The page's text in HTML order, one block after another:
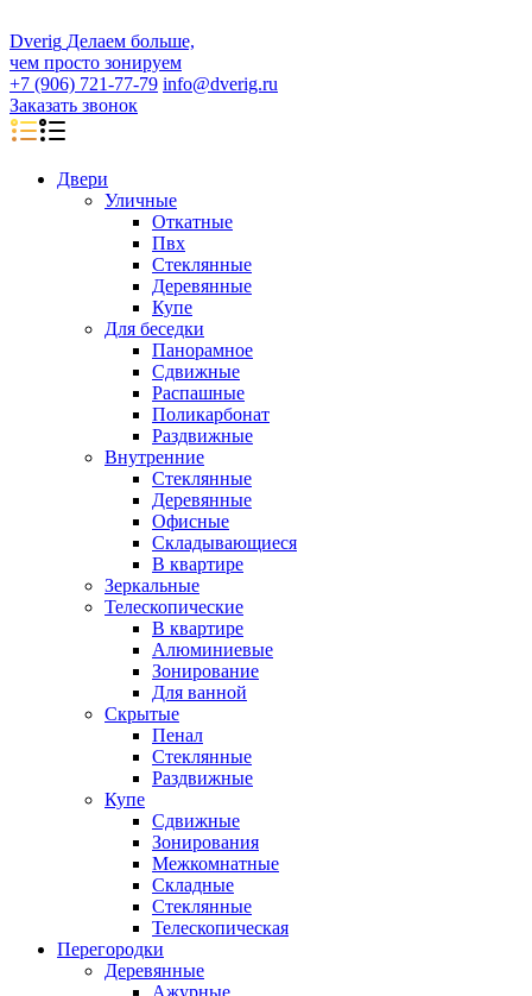
Dverig Делаем больше,
чем просто зонируем
+7 (906) 721-77-79 info@dverig.ru
Заказать звонок
Двери
Уличные
Откатные
Пвх
Стеклянные
Деревянные
Купе
Для беседки
Панорамное
Сдвижные
Распашные
Поликарбонат
Раздвижные
Внутренние
Стеклянные
Деревянные
Офисные
Складывающиеся
В квартире
Зеркальные
Телескопические
В квартире
Алюминиевые
Зонирование
Для ванной
Скрытые
Пенал
Стеклянные
Раздвижные
Купе
Сдвижные
Зонирования
Межкомнатные
Складные
Стеклянные
Телескопическая
Перегородки
Деревянные
Ажурные